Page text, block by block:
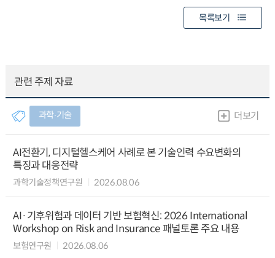
목록보기
관련 주제 자료
과학∙기술 더보기
AI전환기, 디지털헬스케어 사례로 본 기술인력 수요변화의
특징과 대응전략
과학기술정책연구원 2026.08.06
AI·기후위험과 데이터 기반 보험혁신: 2026 International
Workshop on Risk and Insurance 패널토론 주요 내용
보험연구원 2026.08.06